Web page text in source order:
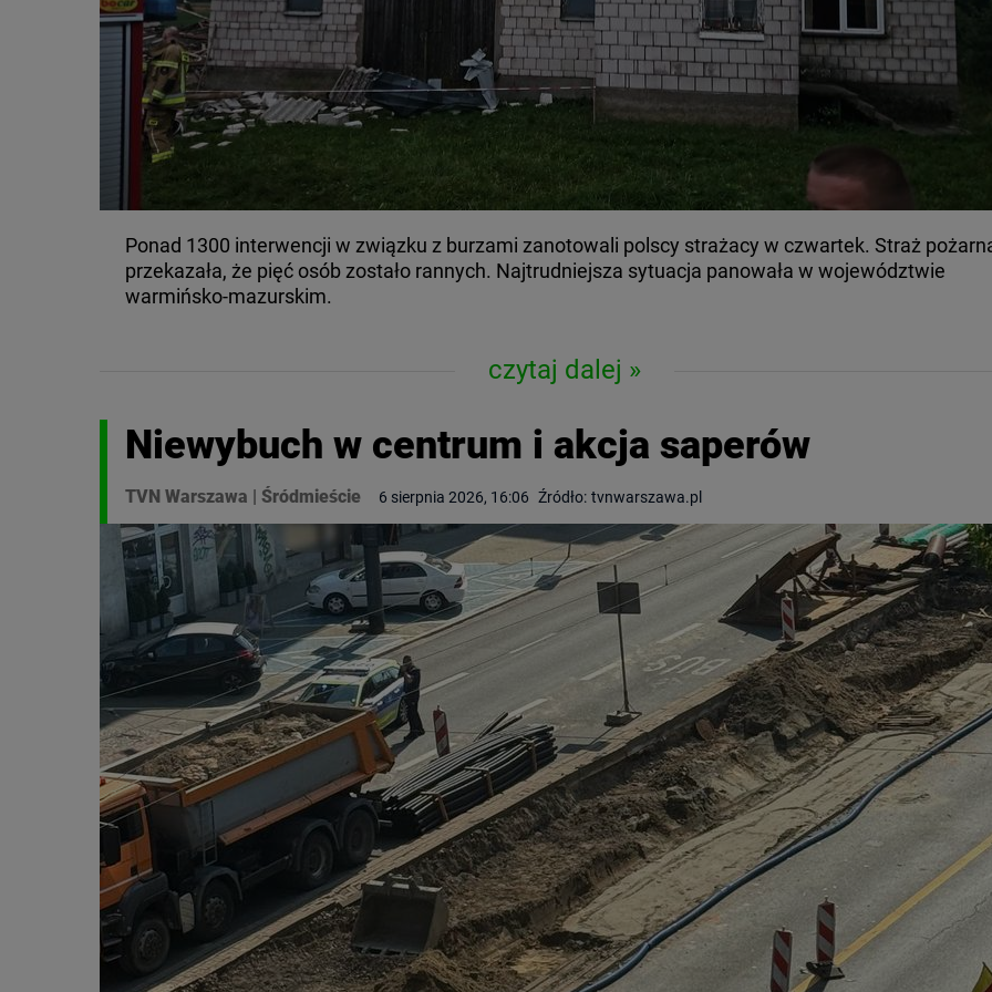
czytaj dalej
Ponad 1300 interwencji w związku z burzami zanotowali polscy strażacy w czwartek. Straż
przekazała, że pięć osób zostało rannych. Najtrudniejsza sytuacja panowała w województwie
warmińsko-mazurskim.
Niewybuch w centrum i akcja saperów
TVN Warszawa | Śródmieście 6 sierpnia 2026, 16:06 Źródło: tvnwarszawa.pl